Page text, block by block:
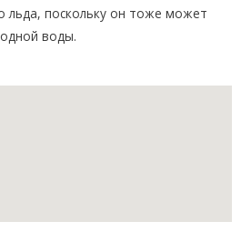
льда, поскольку он тоже может
воды.